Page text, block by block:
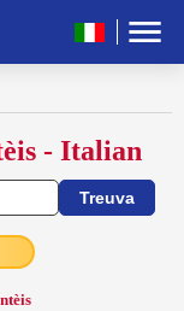
- Italian